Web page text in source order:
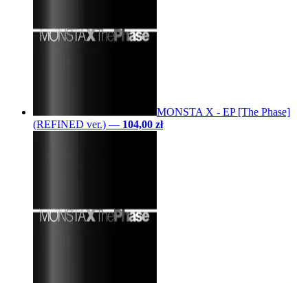
MONSTA X - EP [The Phase]
(REFINED ver.) — 104,00 zł